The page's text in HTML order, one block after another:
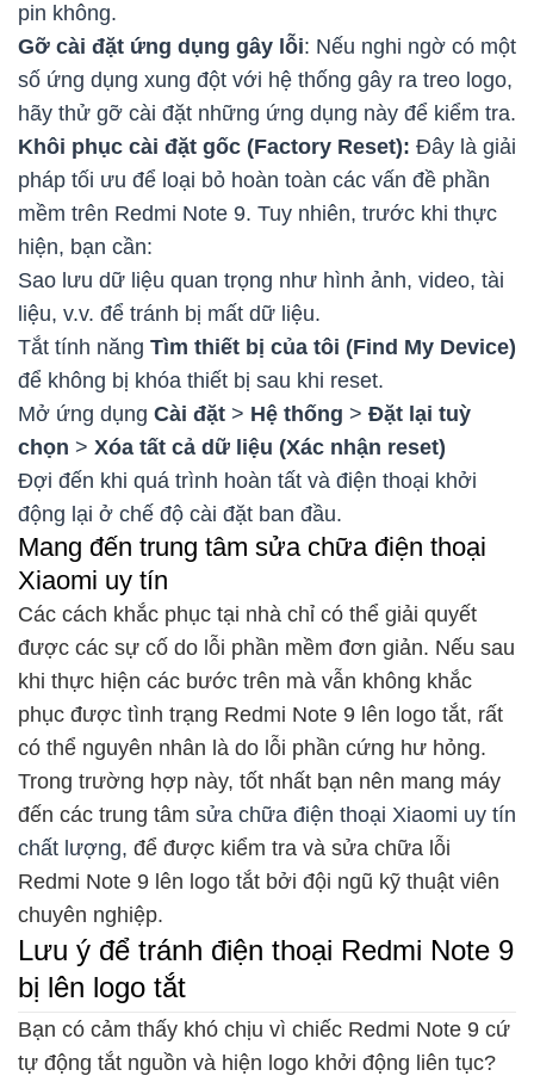
pin không.
Gỡ cài đặt ứng dụng gây lỗi: Nếu nghi ngờ có một
số ứng dụng xung đột với hệ thống gây ra treo logo,
hãy thử gỡ cài đặt những ứng dụng này để kiểm tra.
Khôi phục cài đặt gốc (Factory Reset): Đây là giải
pháp tối ưu để loại bỏ hoàn toàn các vấn đề phần
mềm trên Redmi Note 9. Tuy nhiên, trước khi thực
hiện, bạn cần:
Sao lưu dữ liệu quan trọng như hình ảnh, video, tài
liệu, v.v. để tránh bị mất dữ liệu.
Tắt tính năng Tìm thiết bị của tôi (Find My Device)
để không bị khóa thiết bị sau khi reset.
Mở ứng dụng Cài đặt > Hệ thống > Đặt lại tuỳ
chọn > Xóa tất cả dữ liệu (Xác nhận reset)
Đợi đến khi quá trình hoàn tất và điện thoại khởi
động lại ở chế độ cài đặt ban đầu.
Mang đến trung tâm sửa chữa điện thoại
Xiaomi uy tín
Các cách khắc phục tại nhà chỉ có thể giải quyết
được các sự cố do lỗi phần mềm đơn giản. Nếu sau
khi thực hiện các bước trên mà vẫn không khắc
phục được tình trạng Redmi Note 9 lên logo tắt, rất
có thể nguyên nhân là do lỗi phần cứng hư hỏng.
Trong trường hợp này, tốt nhất bạn nên mang máy
đến các trung tâm sửa chữa điện thoại Xiaomi uy tín
chất lượng, để được kiểm tra và sửa chữa lỗi
Redmi Note 9 lên logo tắt bởi đội ngũ kỹ thuật viên
chuyên nghiệp.
Lưu ý để tránh điện thoại Redmi Note 9
bị lên logo tắt
Bạn có cảm thấy khó chịu vì chiếc Redmi Note 9 cứ
tự động tắt nguồn và hiện logo khởi động liên tục?